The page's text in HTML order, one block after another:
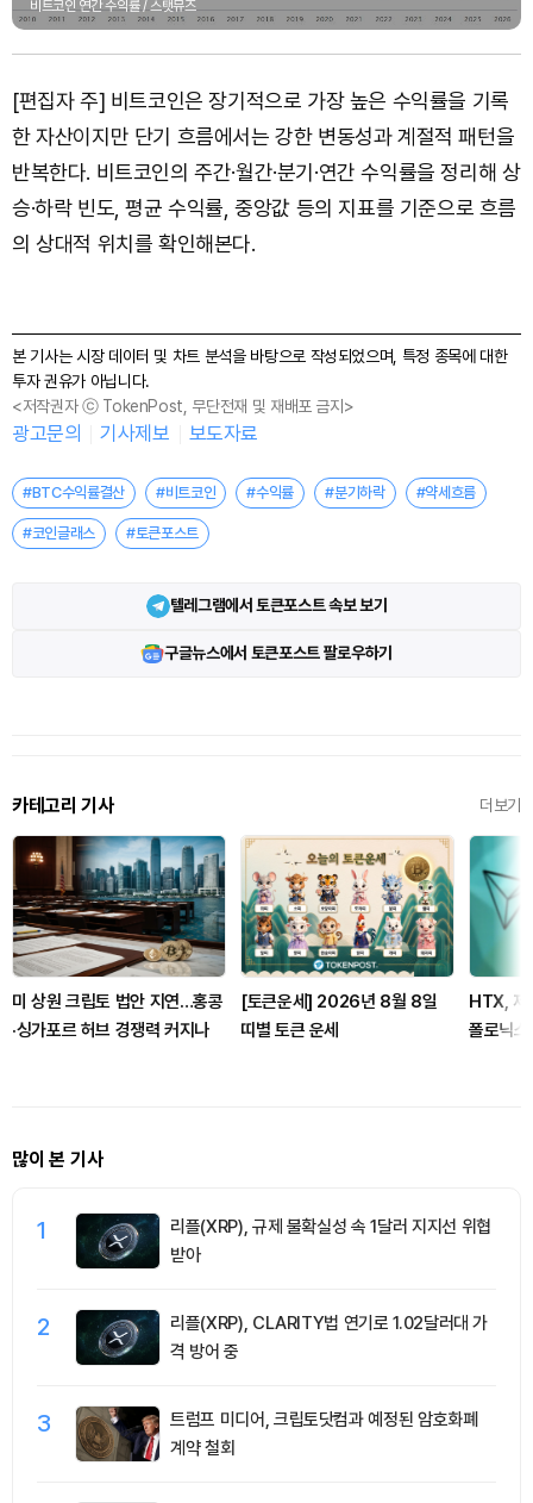
비트코인 연간 수익률 / 스탯뮤즈
[편집자 주] 비트코인은 장기적으로 가장 높은 수익률을 기록
한 자산이지만 단기 흐름에서는 강한 변동성과 계절적 패턴을
반복한다. 비트코인의 주간·월간·분기·연간 수익률을 정리해 상
승·하락 빈도, 평균 수익률, 중앙값 등의 지표를 기준으로 흐름
의 상대적 위치를 확인해본다.
본 기사는 시장 데이터 및 차트 분석을 바탕으로 작성되었으며, 특정 종목에 대한
투자 권유가 아닙니다.
<저작권자 ⓒ TokenPost, 무단전재 및 재배포 금지>
광고문의 기사제보 보도자료
#BTC수익률결산 #비트코인 #수익률 #분기하락 #약세흐름
#코인글래스 #토큰포스트
텔레그램에서 토큰포스트 속보 보기
구글뉴스에서 토큰포스트 팔로우하기
카테고리 기사 더보기
미 상원 크립토 법안 지연…홍콩
·싱가포르 허브 경쟁력 커지나
[토큰운세] 2026년 8월 8일
띠별 토큰 운세
HTX, 제
폴로닉
많이 본 기사
1
리플(XRP), 규제 불확실성 속 1달러 지지선 위협
받아
2
리플(XRP), CLARITY법 연기로 1.02달러대 가
격 방어 중
3
트럼프 미디어, 크립토닷컴과 예정된 암호화폐
계약 철회